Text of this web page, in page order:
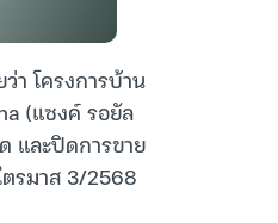
า โครงการบ้าน
(แซงค์ รอยัล
และปิดการขาย
ตรมาส 3/2568